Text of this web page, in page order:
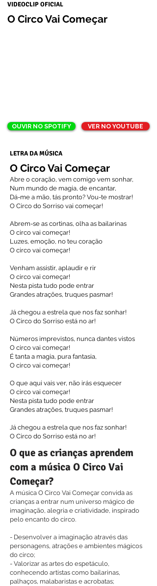
VIDEOCLIP OFICIAL
O Circo Vai Começar
OUVIR NO SPOTIFY VER NO YOUTUBE
LETRA DA MÚSICA
O Circo Vai Começar
Abre o coração, vem comigo vem sonhar,
Num mundo de magia, de encantar,
Dá-me a mão, tás pronto? Vou-te mostrar!
O Circo do Sorriso vai começar!
Abrem-se as cortinas, olha as bailarinas
O circo vai começar!
Luzes, emoção, no teu coração
O circo vai começar!
Venham assistir, aplaudir e rir
O circo vai começar!
Nesta pista tudo pode entrar
Grandes atrações, truques pasmar!
Já chegou a estrela que nos faz sonhar!
O Circo do Sorriso está no ar!
Números imprevistos, nunca dantes vistos
O circo vai começar!
É tanta a magia, pura fantasia,
O circo vai começar!
O que aqui vais ver, não irás esquecer
O circo vai começar!
Nesta pista tudo pode entrar
Grandes atrações, truques pasmar!
Já chegou a estrela que nos faz sonhar!
O Circo do Sorriso está no ar!
O que as crianças aprendem
com a música O Circo Vai
Começar?
A música O Circo Vai Começar convida as
crianças a entrar num universo mágico de
imaginação, alegria e criatividade, inspirado
pelo encanto do circo.
- Desenvolver a imaginação através das
personagens, atrações e ambientes mágicos
do circo;
- Valorizar as artes do espetáculo,
conhecendo artistas como bailarinas,
palhaços, malabaristas e acrobatas;